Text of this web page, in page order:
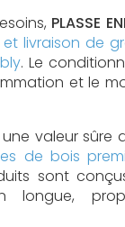
PLASSE
livraison de
. Le
et le
valeur sûre
de bois
sont
longue,